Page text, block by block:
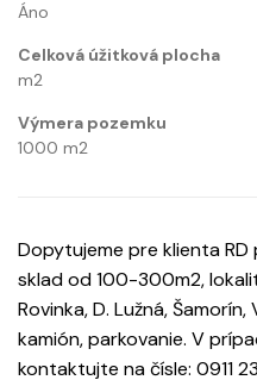
Áno
Celková úžitková plocha
m2
Výmera pozemku
1000 m2
Dopytujeme pre klienta
sklad od 100-300m2,
Rovinka, D. Lužná,
kamión, parkovanie. V
kontaktujte na čísle: 0911